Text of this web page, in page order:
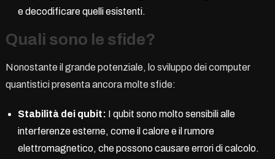
e decodificare quelli esistenti.
Quali sono le sfide?
Nonostante il grande potenziale, lo sviluppo dei computer
quantistici presenta ancora molte sfide:
Stabilità dei qubit: I qubit sono molto sensibili alle
interferenze esterne, come il calore e il rumore
elettromagnetico, che possono causare errori di calcolo.